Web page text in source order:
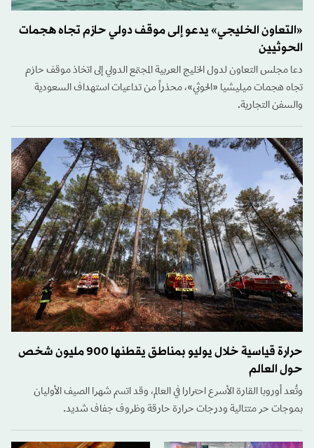
«التعاون الخليجي» يدعو إلى موقف دولي حازم تجاه هجمات
الحوثيين
دعا مجلس التعاون لدول الخليج العربية المجتمع الدولي إلى اتخاذ موقف حازم
تجاه هجمات ميليشيا «الحوثي»، محذراً من تداعيات استهداف السعودية
والسفن التجارية.
حرارة قياسية خلال يوليو بمناطق يقطنها 900 مليون شخص
حول العالم
وتُعد أوروبا القارة الأسرع احترارا في العالم، وقد اتسم شهرا الصيف الأوليان
بموجات حر متتالية ودرجات حرارة حارقة وظروف جفاف شديد.